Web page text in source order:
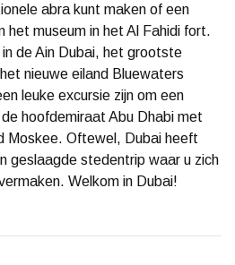
abra kunt maken of een
het museum in het Al Fahidi fort.
de Ain Dubai, het grootste
nieuwe eiland Bluewaters
leuke excursie zijn om een
hoofdemiraat Abu Dhabi met
Moskee. Oftewel, Dubai heeft
geslaagde stedentrip waar u zich
Welkom in Dubai!